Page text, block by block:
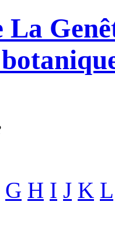
La
G H I J K L